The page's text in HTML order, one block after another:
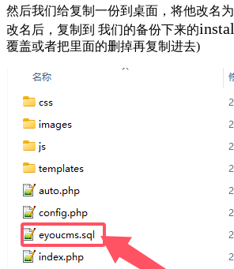
然后我们给复制一份到桌面，将他改名为
改名后，复制到 我们的备份下来的
覆盖或者把里面的删掉再复制进去)